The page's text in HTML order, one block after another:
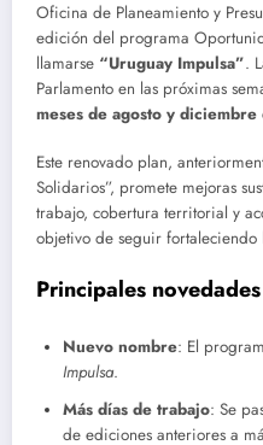
Oficina de Planeamiento y
edición del programa
llamarse “Uruguay Impulsa”.
Parlamento en las próximas
meses de agosto y
Este renovado plan,
Solidarios”, promete mejoras
trabajo, cobertura territorial y
objetivo de seguir
Principales
Nuevo nombre: El
Impulsa.
Más días de trabajo: Se
de ediciones anteriores a